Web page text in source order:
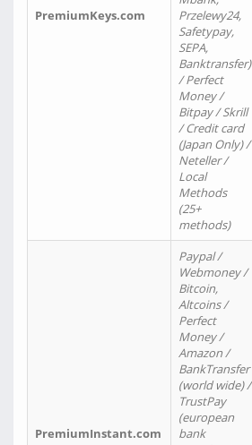
PremiumKeys.com
Przelewy24,
Safetypay,
SEPA,
Banktransfer)
/ Perfect
Money /
Bitpay / Skrill
/ Credit card
(Japan Only) /
Neteller /
Local
Methods
(25+
methods)
PremiumInstant.com
Paypal /
Webmoney /
Bitcoin,
Altcoins /
Perfect
Money /
Amazon /
BankTransfer
(world wide) /
TrustPay
(european
bank